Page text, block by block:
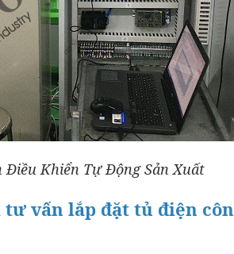
Điều Khiển Tự Động Sản Xuất
tư vấn lắp đặt tủ điện